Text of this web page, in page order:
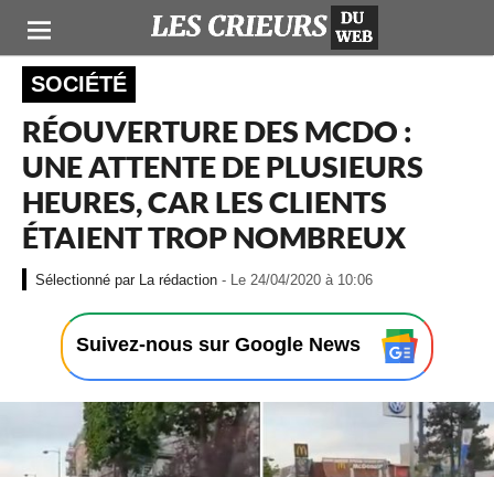
SOCIÉTÉ
RÉOUVERTURE DES MCDO :
UNE ATTENTE DE PLUSIEURS
HEURES, CAR LES CLIENTS
ÉTAIENT TROP NOMBREUX
La rédaction - Le 24/04/2020 à 10:06
/
0
2
Suivez-nous sur Google News